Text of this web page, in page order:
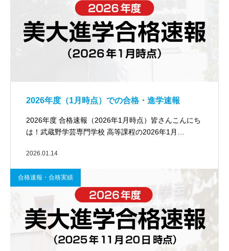
2026年度（1月時点）での合格・進学速報
2026年度 合格速報（2026年1月時点）皆さんこんにち
は！武蔵野学芸専門学校 高等課程の2026年1月…
2026.01.14
合格速報・合格実績